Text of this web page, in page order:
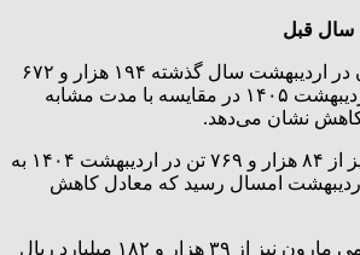
سال قبل
تولید پتروشیمی مارون در اردیبهشت سال گذشته ۱۹۴ هزار و ۶۷۲
تن بود. بنابراین تولید اردیبهشت ۱۴۰۵ در مقایسه با مدت مشابه
حجم فروش شرکت نیز از ۸۴ هزار و ۷۶۹ تن در اردیبهشت ۱۴۰۴ به
۱۵۵ تن در اردیبهشت امسال رسید که معادل کاهش
درآمد عملیاتی پتروشیمی مارون نیز از ۳۹ هزار و ۱۸۲ میلیارد ریال